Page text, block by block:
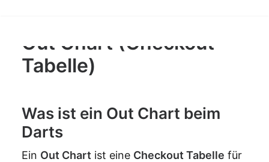
Out Chart (Checkout
Tabelle)
Was ist ein Out Chart beim
Darts
Ein Out Chart ist eine Checkout Tabelle für